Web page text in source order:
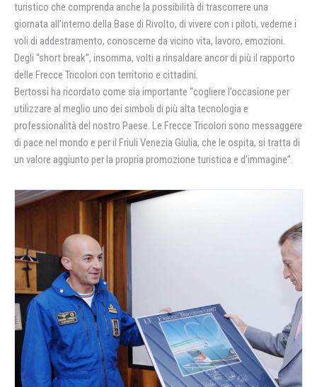
turistico che comprenda anche la possibilità di trascorrere una
giornata all’interno della Base di Rivolto, di vivere con i piloti, vederne i
voli di addestramento, conoscerne da vicino vita, lavoro, emozioni.
Degli “short break”, insomma, volti a rinsaldare ancor di più il rapporto
delle Frecce Tricolori con territorio e cittadini.
Bertossi ha ricordato come sia importante “cogliere l’occasione per
utilizzare al meglio uno dei simboli di più alta tecnologia e
professionalità del nostro Paese. Le Frecce Tricolori sono messaggere
di pace nel mondo e per il Friuli Venezia Giulia, che le ospita, si tratta di
un valore aggiunto per la propria promozione turistica e d’immagine”.